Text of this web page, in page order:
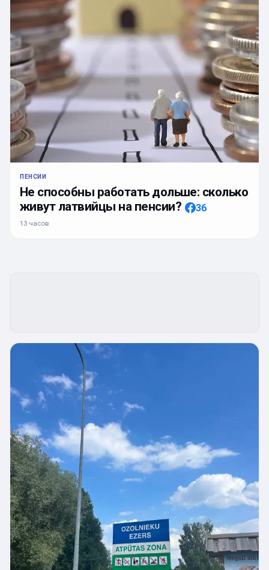
ПЕНСИИ
Не способны работать дольше: сколько
живут латвийцы на пенсии?
36
13 часов